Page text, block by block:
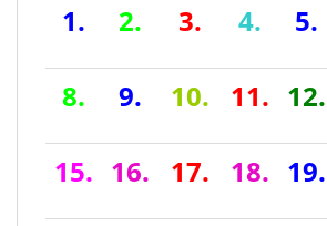
1. 2. 3. 4. 5.
8. 9. 10. 11. 12.
15. 16. 17. 18. 19.